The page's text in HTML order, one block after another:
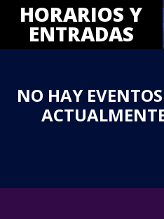
HORARIOS Y
ENTRADAS
NO HAY